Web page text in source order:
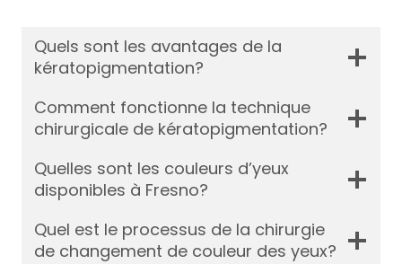
Quels sont les avantages de la
kératopigmentation?
Comment fonctionne la technique
chirurgicale de kératopigmentation?
Quelles sont les couleurs d’yeux
disponibles à Fresno?
Quel est le processus de la chirurgie
de changement de couleur des yeux?